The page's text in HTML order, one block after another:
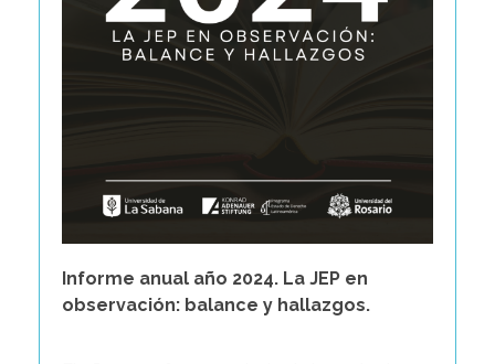
Informe anual año 2024. La JEP en
observación: balance y hallazgos.